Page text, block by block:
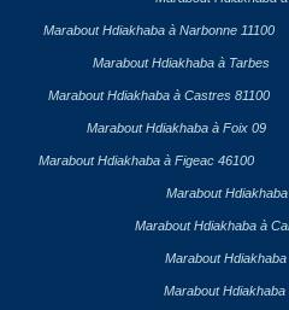
Marabout Hdiakhaba à Narbonne 11100
Marabout Hdiakhaba à Tarbes
Marabout Hdiakhaba à Castres 81100
Marabout Hdiakhaba à Foix 09
Marabout Hdiakhaba à Figeac 46100
Marabout
Marabout Hdiakhaba à
Marabout
Marabout Hdiakhaba